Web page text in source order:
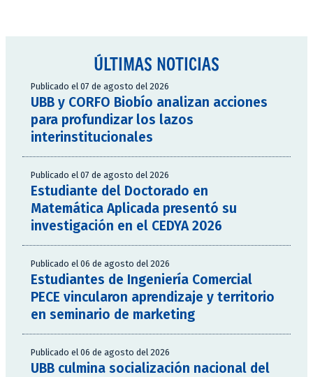
ÚLTIMAS NOTICIAS
Publicado el 07 de agosto del 2026
UBB y CORFO Biobío analizan acciones
para profundizar los lazos
interinstitucionales
Publicado el 07 de agosto del 2026
Estudiante del Doctorado en
Matemática Aplicada presentó su
investigación en el CEDYA 2026
Publicado el 06 de agosto del 2026
Estudiantes de Ingeniería Comercial
PECE vincularon aprendizaje y territorio
en seminario de marketing
Publicado el 06 de agosto del 2026
UBB culmina socialización nacional del